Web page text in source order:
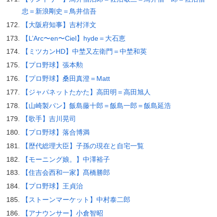
忠＝新浪剛史＝鳥井信吾
【大阪府知事】吉村洋文
【L’Arc〜en〜Ciel】hyde＝大石恵
【ミツカンHD】中埜又左衛門＝中埜和英
【プロ野球】張本勲
【プロ野球】桑田真澄＝Matt
【ジャパネットたかた】高田明＝高田旭人
【山崎製パン】飯島藤十郎＝飯島一郎＝飯島延浩
【歌手】吉川晃司
【プロ野球】落合博満
【歴代総理大臣】子孫の現在と自宅一覧
【モーニング娘。】中澤裕子
【住吉会西和一家】髙橋勝郎
【プロ野球】王貞治
【ストーンマーケット】中村泰二郎
【アナウンサー】小倉智昭